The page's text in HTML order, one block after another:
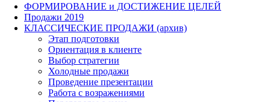
ФОРМИРОВАНИЕ и ДОСТИЖЕНИЕ ЦЕЛЕЙ
Продажи 2019
КЛАССИЧЕСКИЕ ПРОДАЖИ (архив)
Этап подготовки
Ориентация в клиенте
Выбор стратегии
Холодные продажи
Проведение презентации
Работа с возражениями